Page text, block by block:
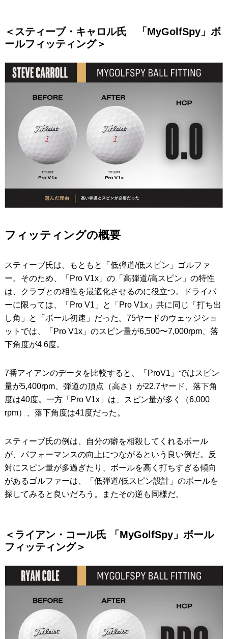
＜スティーブ・キャロル氏 「MyGolfSpy」ボ
ールフィッティング＞
フィッティングの概要
スティーブ氏は、もともと「低弾道/低スピン」ゴルファ
ー。そのため、「Pro V1x」の「高弾道/高スピン」の特性
は、クラブとの相性を最適化させるのに役立つ。ドライバ
ーに限っては、「Pro V1」と「Pro V1x」共に同じ「打ち出
し角」と「ボール初速」だった。75ヤードのウェッジショ
ットでは、「Pro V1x」のスピン量が6,500〜7,000rpm、落
下角度が4 6度。
7番アイアンのデータを比較すると、「ProV1」ではスピン
量が5,400rpm、弾道の頂点（高さ）が22.7ヤード、落下角
度は40度。一方「Pro V1x」は、スピン量が多く（6,000
rpm）、落下角度は41度だった。
スティーブ氏の例は、自分の癖を相殺してくれるボール
が、パフォーマンスの向上につながるという良い例だ。反
対にスピン量が多過ぎたり、ボールを高く打ちすぎる傾向
があるゴルファーは、「低弾道/低スピン設計」のボールを
探してみると良いだろう。またその逆も同様だ。
＜ライアン・コール氏 「MyGolfSpy」ボール
フィッティング＞